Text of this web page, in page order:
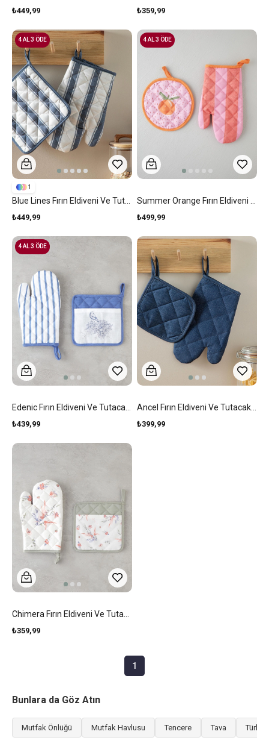
₺449,99 ₺359,99
₺449,99
1
4 AL 3 ÖDE
₺499,99
4 AL 3 ÖDE
₺439,99
4 AL 3 ÖDE
₺399,99
₺359,99
1
Bunlara da Göz Atın
Mutfak Önlüğü Mutfak Havlusu Tencere Tava Türk